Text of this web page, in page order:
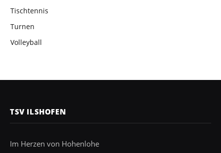
Tischtennis
Turnen
Volleyball
TSV ILSHOFEN
Im Herzen von Hohenlohe